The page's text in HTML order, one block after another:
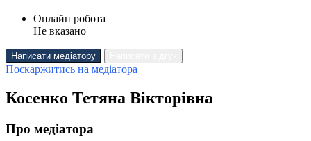
Онлайн робота
Не вказано
Написати медіатору
Поскаржитись на медіатора
Косенко Тетяна Вікторівна
Про медіатора